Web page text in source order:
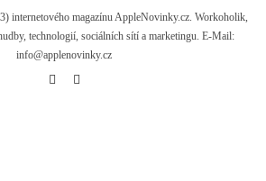
internetového magazínu AppleNovinky.cz. Workoholik,
technologií, sociálních sítí a marketingu. E-Mail:
info@applenovinky.cz